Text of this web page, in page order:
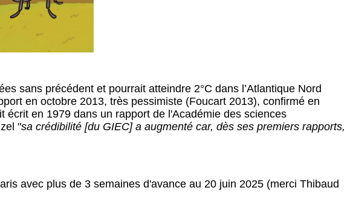
sans précédent et pourrait atteindre 2°C dans l’Atlantique Nord
en octobre 2013, très pessimiste (Foucart 2013), confirmé en
en 1979 dans un rapport de l'Académie des sciences
"sa crédibilité [du GIEC] a augmenté car, dès ses premiers rapports,
avec plus de 3 semaines d'avance au 20 juin 2025 (merci Thibaud